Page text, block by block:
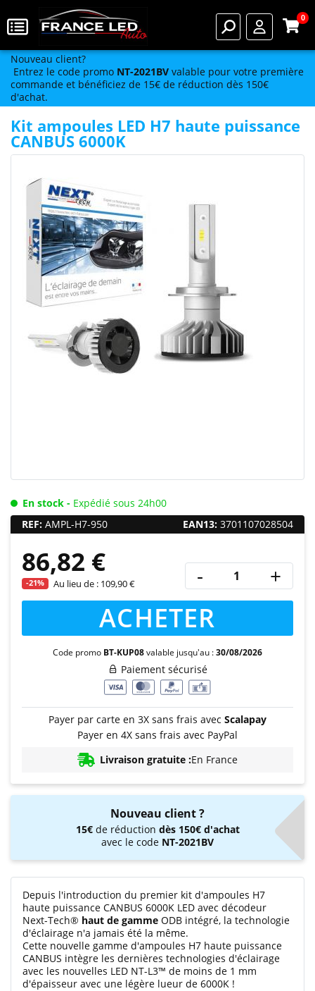
0
Nouveau client?
Entrez le code promo NT-2021BV valable pour votre première
commande et bénéficiez de 15€ de réduction dès 150€
d'achat.
Kit ampoules LED H7 haute puissance
CANBUS 6000K
En stock - Expédié sous 24h00
REF: AMPL-H7-950 EAN13: 3701107028504
86,82 €
-21% Au lieu de : 109,90 € - +
ACHETER
Code promo BT-KUP08valable jusqu'au :30/08/2026
Paiement sécurisé
Payer par carte en 3X sans frais avec Scalapay
Payer en 4X sans frais avec PayPal
Livraison gratuite :En France
Nouveau client ?
15€de réduction dès 150€ d'achat
avec le code NT-2021BV
Depuis l'introduction du premier kit d'ampoules H7
haute puissance CANBUS 6000K LED avec décodeur
Next-Tech® haut de gamme ODB intégré, la technologie
d'éclairage n'a jamais été la même.
Cette nouvelle gamme d'ampoules H7 haute puissance
CANBUS intègre les dernières technologies d'éclairage
avec les nouvelles LED NT-L3™ de moins de 1 mm
d'épaisseur avec une légère lueur de 6000K !